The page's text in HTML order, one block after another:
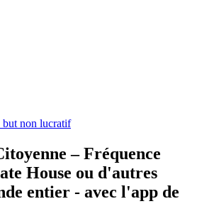
but non lucratif
– Fréquence
House ou d'autres
entier - avec l'app de